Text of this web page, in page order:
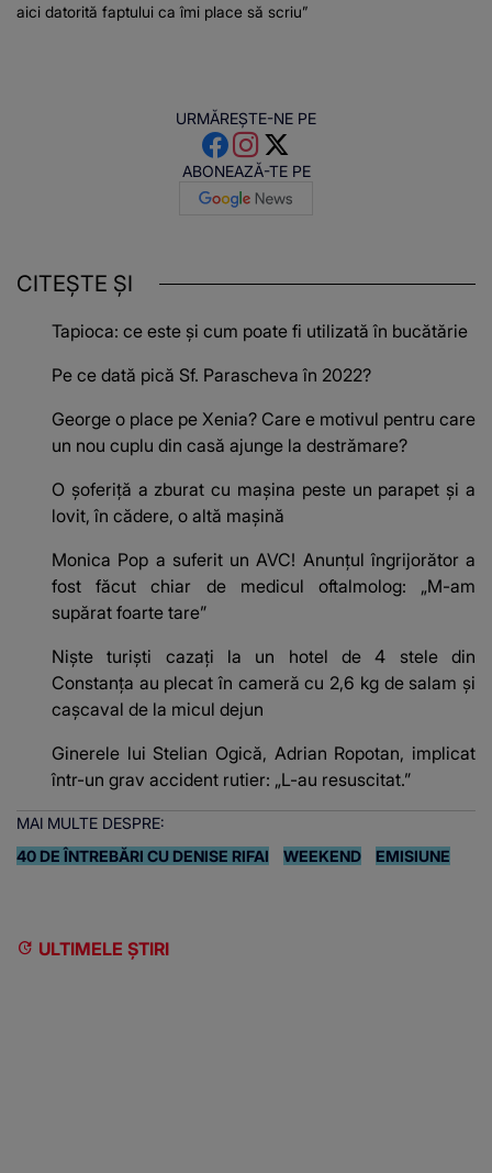
aici datorită faptului ca îmi place să scriu”
URMĂREȘTE-NE PE
ABONEAZĂ-TE PE
CITEȘTE ȘI
Tapioca: ce este și cum poate fi utilizată în bucătărie
Pe ce dată pică Sf. Parascheva în 2022?
George o place pe Xenia? Care e motivul pentru care
un nou cuplu din casă ajunge la destrămare?
O șoferiță a zburat cu mașina peste un parapet și a
lovit, în cădere, o altă mașină
Monica Pop a suferit un AVC! Anunțul îngrijorător a
fost făcut chiar de medicul oftalmolog: „M-am
supărat foarte tare”
Niște turiști cazați la un hotel de 4 stele din
Constanța au plecat în cameră cu 2,6 kg de salam și
cașcaval de la micul dejun
Ginerele lui Stelian Ogică, Adrian Ropotan, implicat
într-un grav accident rutier: „L-au resuscitat.”
MAI MULTE DESPRE:
40 DE ÎNTREBĂRI CU DENISE RIFAI
WEEKEND EMISIUNE
ULTIMELE ȘTIRI